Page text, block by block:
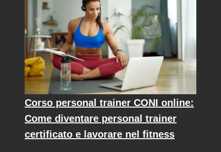
Corso personal trainer CONI online:
Come diventare personal trainer
certificato e lavorare nel fitness